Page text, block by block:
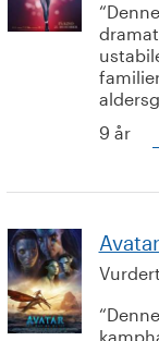
9 år